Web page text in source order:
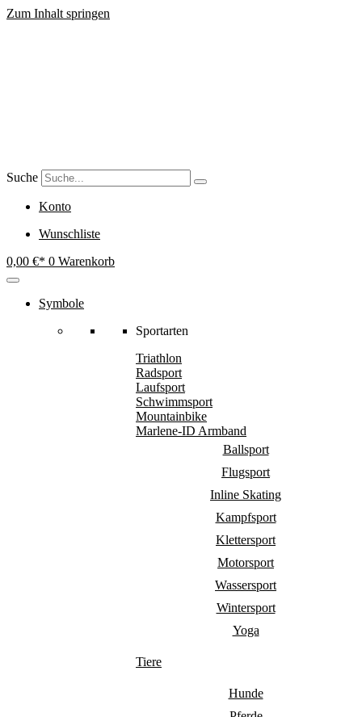
Zum Inhalt springen
Suche
Konto
Wunschliste
0,00 € 0 Warenkorb
Symbole
Sportarten
Triathlon
Radsport
Laufsport
Schwimmsport
Mountainbike
Marlene-ID Armband
Ballsport
Flugsport
Inline Skating
Kampfsport
Klettersport
Motorsport
Wassersport
Wintersport
Yoga
Tiere
Hunde